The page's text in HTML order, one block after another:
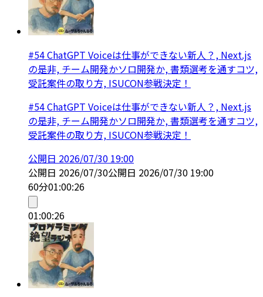
#54 ChatGPT Voiceは仕事ができない新人？, Next.js
の是非, チーム開発かソロ開発か, 書類選考を通すコツ,
受託案件の取り方, ISUCON参戦決定！
#54 ChatGPT Voiceは仕事ができない新人？, Next.js
の是非, チーム開発かソロ開発か, 書類選考を通すコツ,
受託案件の取り方, ISUCON参戦決定！
公開日 2026/07/30 19:00
公開日 2026/07/30公開日 2026/07/30 19:00
60分01:00:26
01:00:26